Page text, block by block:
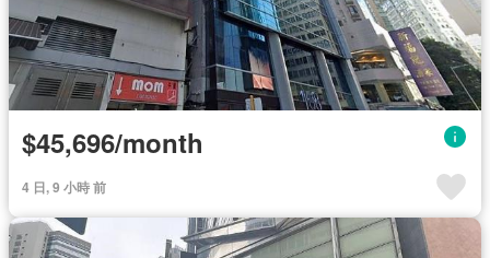
$45,696/month
4 日, 9 小時 前